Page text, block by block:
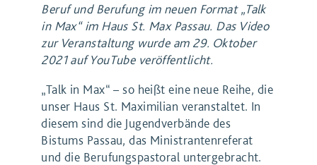
Beruf und Berufung im neuen Format „Talk
in Max“ im Haus St. Max Passau. Das Video
zur Veranstaltung wurde am 29. Oktober
2021 auf YouTube veröffentlicht.
„Talk in Max“ – so heißt eine neue Reihe, die
unser Haus St. Maximilian veranstaltet. In
diesem sind die Jugendverbände des
Bistums Passau, das Ministrantenreferat
und die Berufungspastoral untergebracht.